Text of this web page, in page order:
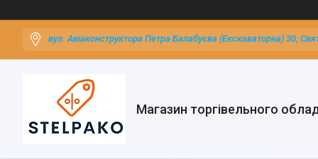
вул. Авіаконструктора Петра Балабуєва (Екскаваторна) 30,
Магазин торгівельного